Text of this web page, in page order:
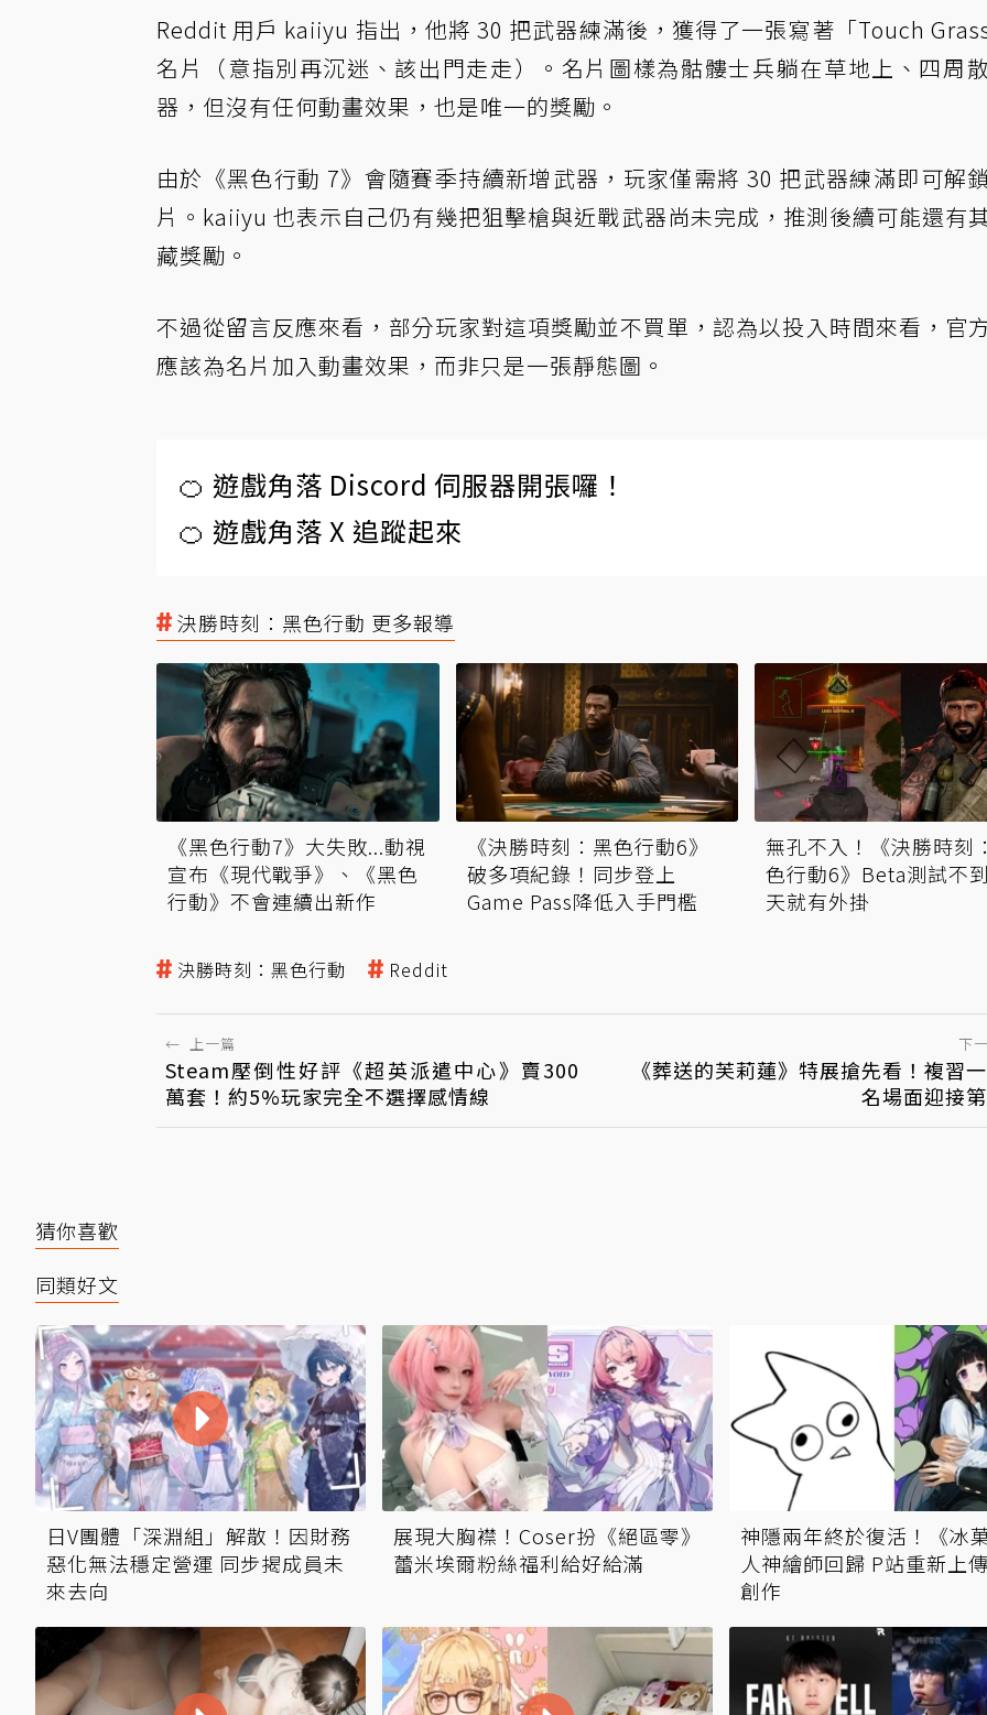
Reddit 用戶 kaiiyu 指出，他將 30 把武器練滿後，獲得了一張寫著「Touch
名片（意指別再沉迷、該出門走走）。名片圖樣為骷髏士兵躺在草地上、四周
器，但沒有任何動畫效果，也是唯一的獎勵。
由於《黑色行動 7》會隨賽季持續新增武器，玩家僅需將 30 把武器練滿即可解
片。kaiiyu 也表示自己仍有幾把狙擊槍與近戰武器尚未完成，推測後續可能還有
藏獎勵。
不過從留言反應來看，部分玩家對這項獎勵並不買單，認為以投入時間來看，官
應該為名片加入動畫效果，而非只是一張靜態圖。
🍊 遊戲角落 Discord 伺服器開張囉！
🍊 遊戲角落 X 追蹤起來
決勝時刻：黑色行動 更多報導
《黑色行動7》大失敗...動視
宣布《現代戰爭》、《黑色
行動》不會連續出新作
《決勝時刻：黑色行動6》
破多項紀錄！同步登上
Game Pass降低入手門檻
無孔不入！《決勝時刻
色行動6》Beta測試不
天就有外掛
決勝時刻：黑色行動 Reddit
← 上一篇
Steam壓倒性好評《超英派遣中心》賣300
萬套！約5%玩家完全不選擇感情線
下
《葬送的芙莉蓮》特展搶先看！複習
名場面迎接
猜你喜歡
同類好文
日V團體「深淵組」解散！因財務
惡化無法穩定營運 同步揭成員未
來去向
展現大胸襟！Coser扮《絕區零》
蕾米埃爾粉絲福利給好給滿
神隱兩年終於復活！《冰
人神繪師回歸 P站重新上
創作